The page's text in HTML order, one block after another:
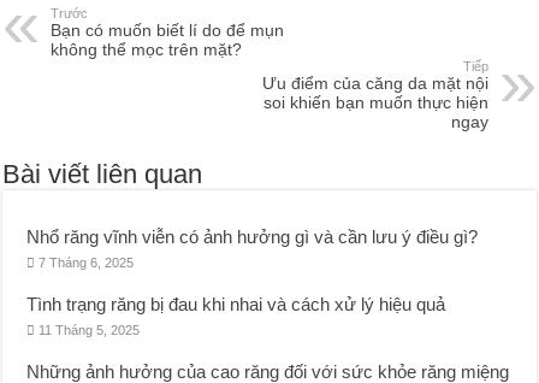
Trước
Bạn có muốn biết lí do để mụn
không thể mọc trên mặt?
Tiếp
Ưu điểm của căng da mặt nội
soi khiến bạn muốn thực hiện
ngay
Bài viết liên quan
Nhổ răng vĩnh viễn có ảnh hưởng gì và cần lưu ý điều gì?
7 Tháng 6, 2025
Tình trạng răng bị đau khi nhai và cách xử lý hiệu quả
11 Tháng 5, 2025
Những ảnh hưởng của cao răng đối với sức khỏe răng miệng